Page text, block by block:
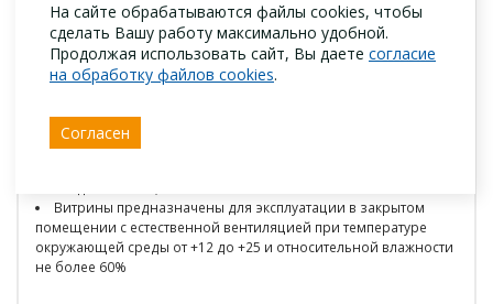
фасадной частью или максимальное энергосбережение в
моделях со стеклянными фронтами. Благодаря широким
возможностям отделки витрин они элегантно впишутся в
любые торговые зоны: от магазинов у дома, до
Номинальное напряжение 220 В, 50 Гц
Тип охлаждения – динамический
Витрины предназначены для эксплуатации в закрытом
помещении с естественной вентиляцией при температуре
окружающей среды от +12 до +25 и относительной влажности
не более 60%
На сайте обрабатываются файлы cookies, чтобы
сделать Вашу работу максимально удобной.
Продолжая использовать сайт, Вы даете согласие
на обработку файлов cookies.
Согласен